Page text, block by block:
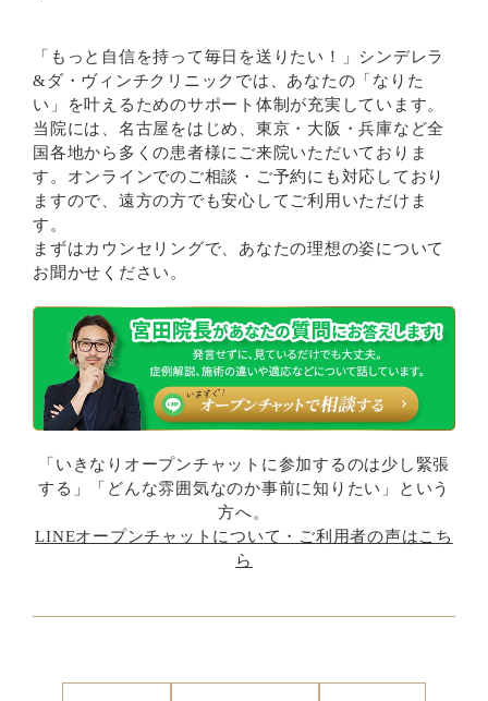
「もっと自信を持って毎日を送りたい！」シンデレラ
&ダ・ヴィンチクリニックでは、あなたの「なりた
い」を叶えるためのサポート体制が充実しています。
当院には、名古屋をはじめ、東京・大阪・兵庫など全
国各地から多くの患者様にご来院いただいておりま
す。オンラインでのご相談・ご予約にも対応しており
ますので、遠方の方でも安心してご利用いただけま
す。
まずはカウンセリングで、あなたの理想の姿について
お聞かせください。
「いきなりオープンチャットに参加するのは少し緊張
する」「どんな雰囲気なのか事前に知りたい」という
方へ。
LINEオープンチャットについて・ご利用者の声はこち
ら